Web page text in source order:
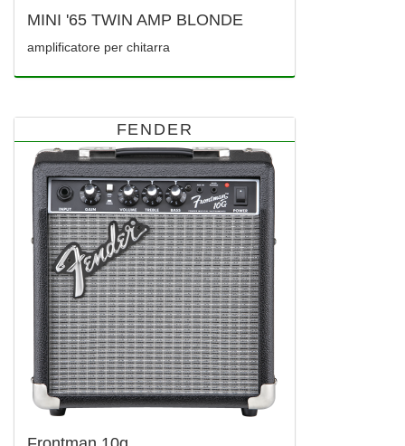
MINI '65 TWIN AMP BLONDE
amplificatore per chitarra
FENDER